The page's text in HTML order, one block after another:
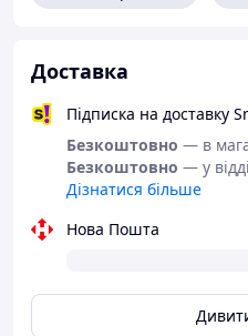
Доставка
Підписка на доставку
Безкоштовно — в
Безкоштовно — у
Дізнатися більше
Нова Пошта